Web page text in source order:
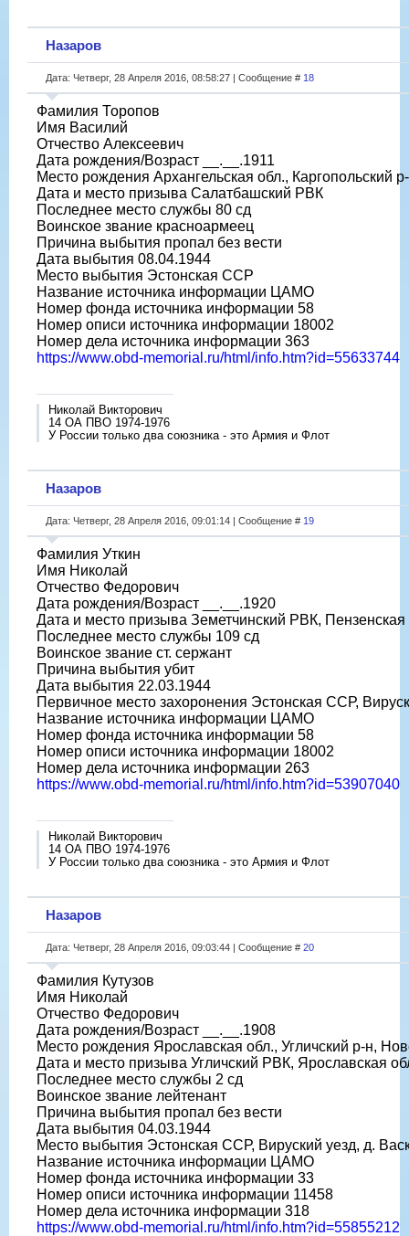
Назаров
Дата: Четверг, 28 Апреля 2016, 08:58:27 | Сообщение # 18
Фамилия Торопов
Имя Василий
Отчество Алексеевич
Дата рождения/Возраст __.__.1911
Место рождения Архангельская обл., Каргопольский
Дата и место призыва Салатбашский РВК
Последнее место службы 80 сд
Воинское звание красноармеец
Причина выбытия пропал без вести
Дата выбытия 08.04.1944
Место выбытия Эстонская ССР
Название источника информации ЦАМО
Номер фонда источника информации 58
Номер описи источника информации 18002
Номер дела источника информации 363
https://www.obd-memorial.ru/html/info.htm?id=55633744
Николай Викторович
14 ОА ПВО 1974-1976
У России только два союзника - это Армия и Флот
Назаров
Дата: Четверг, 28 Апреля 2016, 09:01:14 | Сообщение # 19
Фамилия Уткин
Имя Николай
Отчество Федорович
Дата рождения/Возраст __.__.1920
Дата и место призыва Земетчинский РВК, Пензенская
Последнее место службы 109 сд
Воинское звание ст. сержант
Причина выбытия убит
Дата выбытия 22.03.1944
Первичное место захоронения Эстонская ССР,
Название источника информации ЦАМО
Номер фонда источника информации 58
Номер описи источника информации 18002
Номер дела источника информации 263
https://www.obd-memorial.ru/html/info.htm?id=53907040
Николай Викторович
14 ОА ПВО 1974-1976
У России только два союзника - это Армия и Флот
Назаров
Дата: Четверг, 28 Апреля 2016, 09:03:44 | Сообщение # 20
Фамилия Кутузов
Имя Николай
Отчество Федорович
Дата рождения/Возраст __.__.1908
Место рождения Ярославская обл., Угличский р-н,
Дата и место призыва Угличский РВК, Ярославская
Последнее место службы 2 сд
Воинское звание лейтенант
Причина выбытия пропал без вести
Дата выбытия 04.03.1944
Место выбытия Эстонская ССР, Вируский уезд, д.
Название источника информации ЦАМО
Номер фонда источника информации 33
Номер описи источника информации 11458
Номер дела источника информации 318
https://www.obd-memorial.ru/html/info.htm?id=55855212